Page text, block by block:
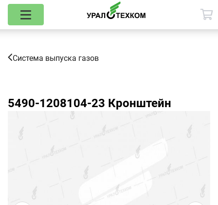
Система выпуска газов
5490-1208104-23 Кронштейн